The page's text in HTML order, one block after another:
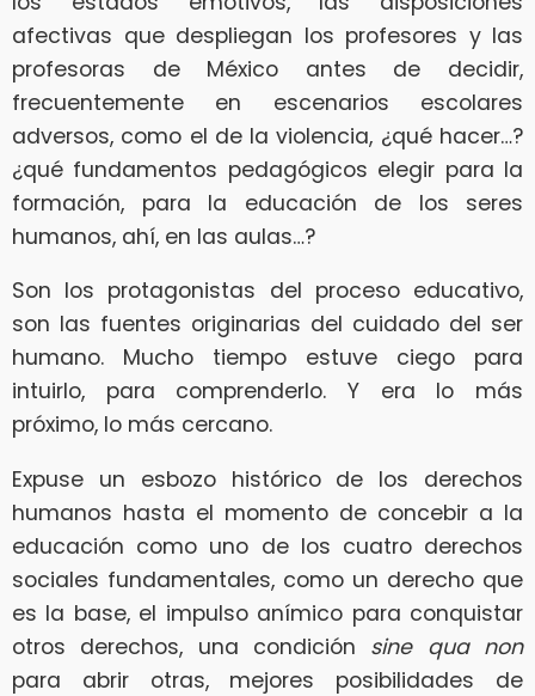
afectivas que despliegan los profesores y las
profesoras de México antes de decidir,
frecuentemente en escenarios escolares
adversos, como el de la violencia, ¿qué hacer…?
¿qué fundamentos pedagógicos elegir para la
formación, para la educación de los seres
humanos, ahí, en las aulas…?
Son los protagonistas del proceso educativo,
son las fuentes originarias del cuidado del ser
humano. Mucho tiempo estuve ciego para
intuirlo, para comprenderlo. Y era lo más
próximo, lo más cercano.
Expuse un esbozo histórico de los derechos
humanos hasta el momento de concebir a la
educación como uno de los cuatro derechos
sociales fundamentales, como un derecho que
es la base, el impulso anímico para conquistar
otros derechos, una condición sine qua non
para abrir otras, mejores posibilidades de